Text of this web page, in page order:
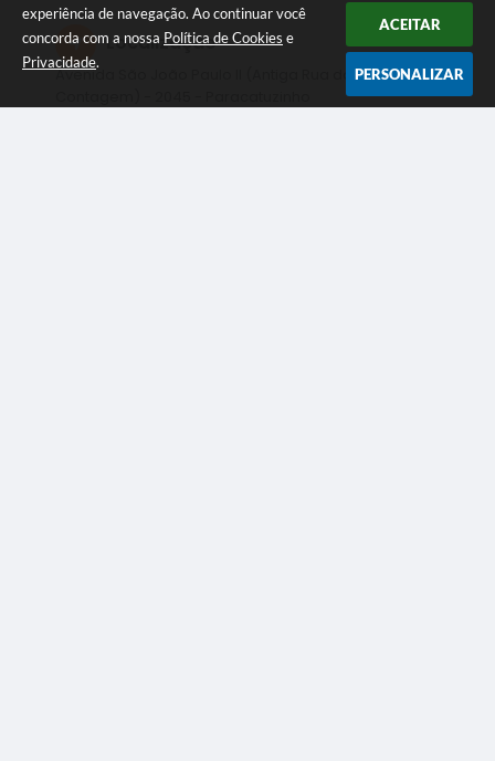
experiência de navegação. Ao continuar você
concorda com a nossa Política de Cookies e
Privacidade.
ACEITAR
PERSONALIZAR
Localização
Avenida São João Paulo II (Antiga Rua da